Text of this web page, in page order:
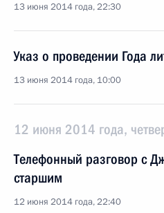
13 июня 2014 года, 22:30
Указ о проведении Года
13 июня 2014 года, 10:00
12 июня 2014 года,
Телефонный разговор с
старшим
12 июня 2014 года, 22:40